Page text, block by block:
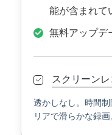
能が含まれて
無料アップデ
スクリーン
透かしなし。時間
リアで滑らかな録画